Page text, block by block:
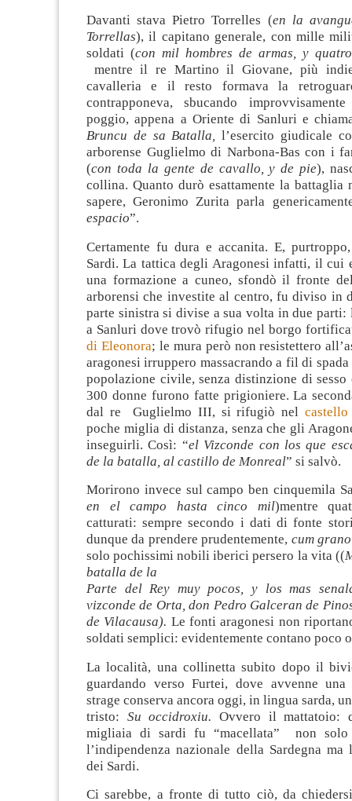
Davanti stava Pietro Torrelles (en la
Torrellas), il capitano generale, con mille
soldati (con mil hombres de armas, y
mentre il re Martino il Giovane, più
cavalleria e il resto formava la
contrapponeva, sbucando
poggio, appena a Oriente di Sanluri e
Bruncu de sa Batalla, l’esercito giudicale
arborense Guglielmo di Narbona-Bas con i
(con toda la gente de cavallo, y de pie),
collina. Quanto durò esattamente la battaglia
sapere, Geronimo Zurita parla
espacio”.
Certamente fu dura e accanita. E,
Sardi. La tattica degli Aragonesi infatti, il cui
una formazione a cuneo, sfondò il fronte
arborensi che investite al centro, fu diviso in
parte sinistra si divise a sua volta in due
a Sanluri dove trovò rifugio nel borgo
di Eleonora; le mura però non resistettero
aragonesi irruppero massacrando a fil di
popolazione civile, senza distinzione di sesso
300 donne furono fatte prigioniere. La
dal re Guglielmo III, si rifugiò nel
poche miglia di distanza, senza che gli
inseguirli. Così: “el Vizconde con los que
de la batalla, al castillo de Monreal” si salvò.
Morirono invece sul campo ben cinquemila
en el campo hasta cinco mil)mentre
catturati: sempre secondo i dati di fonte
dunque da prendere prudentemente, cum
solo pochissimi nobili iberici persero la vita ((
batalla de la
Parte del Rey muy pocos, y los mas
vizconde de Orta, don Pedro Galceran de
de Vilacausa). Le fonti aragonesi non
soldati semplici: evidentemente contano poco
La località, una collinetta subito dopo il
guardando verso Furtei, dove avvenne
strage conserva ancora oggi, in lingua sarda,
tristo: Su occidroxiu. Ovvero il mattatoio:
migliaia di sardi fu “macellata” non
l’indipendenza nazionale della Sardegna ma
dei Sardi.
Ci sarebbe, a fronte di tutto ciò, da